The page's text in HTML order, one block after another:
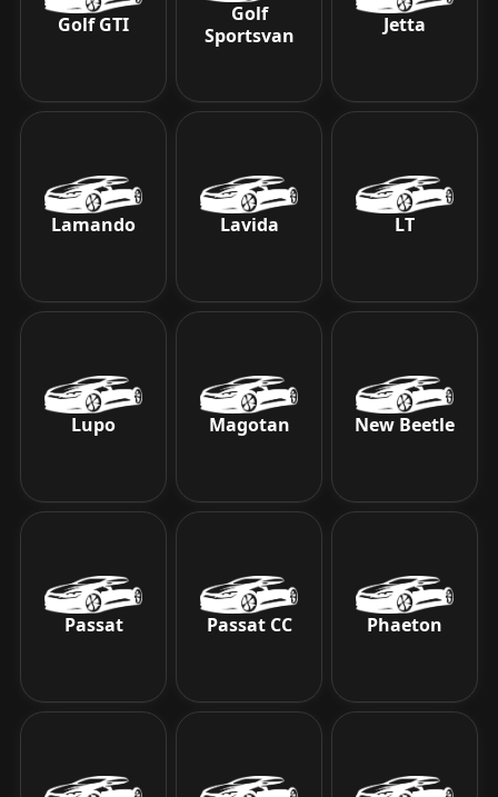
Golf GTI
Golf
Sportsvan
Jetta
Lamando Lavida LT
Lupo Magotan New Beetle
Passat Passat CC Phaeton